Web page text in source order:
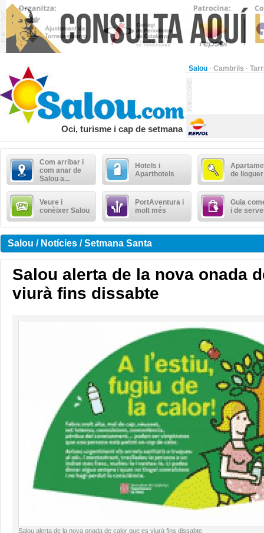
Salou · Cambrils ·
Oci, turisme i cap de setmana
Com arribar i
com anar de
Salou a...
Hotels i
Aparthotels
de lloguer
Veure i
conèixer Salou
PortAventura i
molt més
Guia
i de
Salou / Notícies / Setmana Santa
Salou alerta de la nova onada
viurà fins dissabte
Salou alerta de la nova onada de calor que es viurà fins dissabte